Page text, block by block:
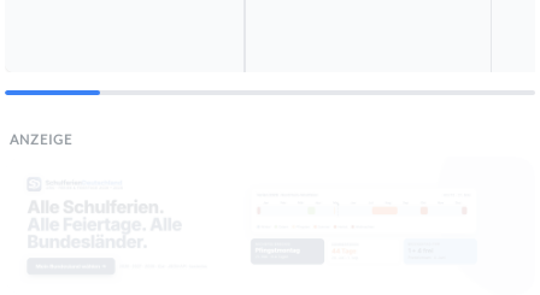
ANZEIGE
Rechnungen erstellen —
kostenlos & in 60 Sek.